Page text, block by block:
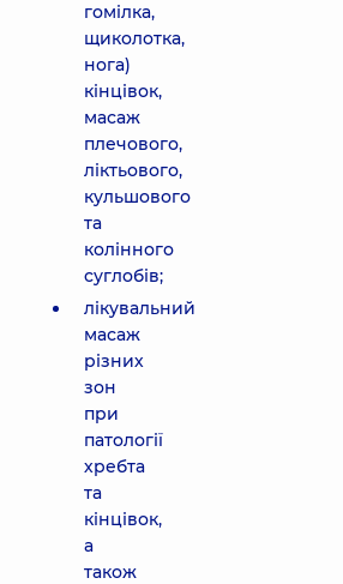
гомілка,
щиколотка,
нога)
кінцівок,
масаж
плечового,
ліктьового,
кульшового
та
колінного
суглобів;
лікувальний
масаж
різних
зон
при
патології
хребта
та
кінцівок,
а
також